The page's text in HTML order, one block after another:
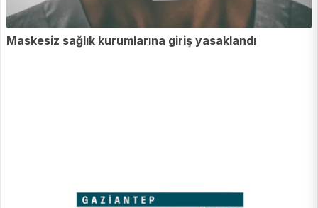
Maskesiz sağlık kurumlarına giriş yasaklandı